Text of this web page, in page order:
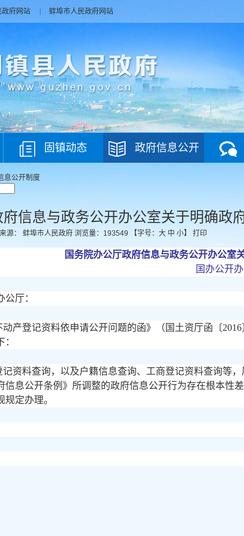
政府网站 蚌埠市人民政府网站
固镇动态 政府信息公开
息公开制度
府信息与政务公开办公室关于明确政
来源： 蚌埠市人民政府 浏览量： 193549 【字号： 大 中 小】 打印
国务院办公厅政府信息与政务公开办公室
国办公开
公厅：
动产登记资料依申请公开问题的函》（国土资厅函〔
记资料查询，以及户籍信息查询、工商登记资料查询等
信息公开条例》所调整的政府信息公开行为存在根本性
规定办理。